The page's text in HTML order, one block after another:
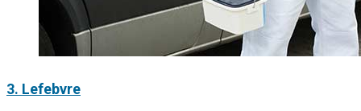
3. Lefebvre